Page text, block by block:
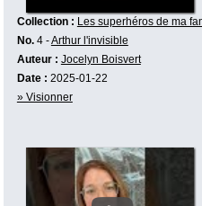
Collection : Les superhéros de ma
No.4 -Arthur l'invisible
Auteur : Jocelyn Boisvert
Date : 2025-01-22
» Visionner